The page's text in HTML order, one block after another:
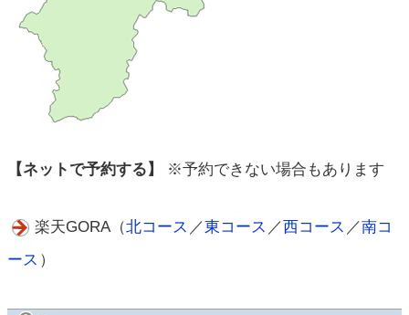
【ネットで予約する】 ※予約できない場合もあります
楽天GORA（北コース ／東コース ／西コース ／南コ
ース ）